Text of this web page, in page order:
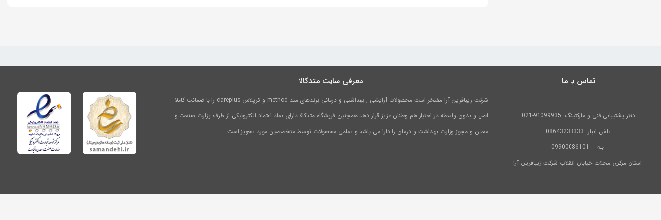
1
تماس با ما
دفتر پشتیبانی فنی و مارکتینگ 91099935-021
تلفن انبار 08643233333
بله
09900086101
استان مرکزی محلات خیابان انقلاب شرکت زیبافرین آرا
معرفی سایت متدکالا
شرکت زیبافرین آرا مفتخر است محصولات آرایشی , بهداشتی و درمانی برندهای متد method و کرپلاس careplus را با ضمانت کاملا
اصل و بدون واسطه در اختیار هم وطنان عزیز قرار دهد.همچنین فروشگاه متدکالا دارای نماد اعتماد الکترونیکی از طرف وزارت صنعت و
معدن و مجوز وزارت بهداشت و درمان را دارا می باشد و تمامی محصولات توسط متخصصین مورد تجویز است.